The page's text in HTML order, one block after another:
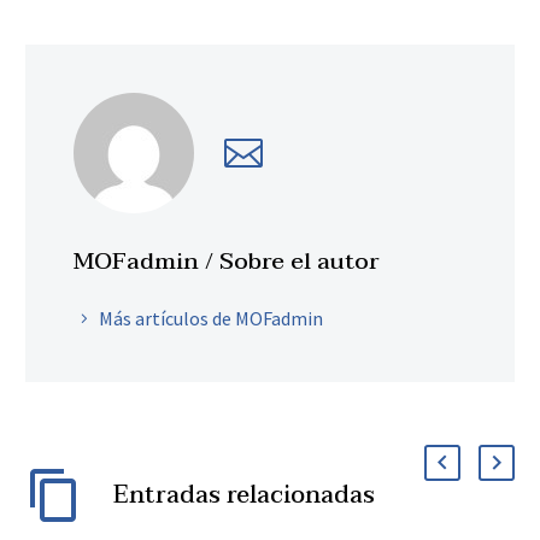
MOFadmin/ Sobre el autor
Más artículos de MOFadmin
Entradas relacionadas